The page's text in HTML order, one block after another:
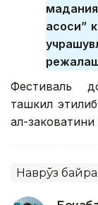
асоси”
Фестиваль
ташкил
ақл-
Наврўз